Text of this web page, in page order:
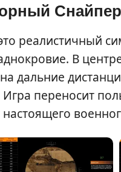
Снайпер
реалистичный
В
дальние
переносит